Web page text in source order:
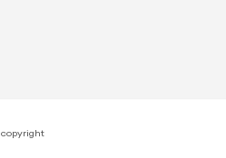
copyright